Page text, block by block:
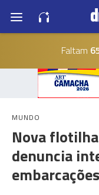
Faltam
MUNDO
Nova
denuncia